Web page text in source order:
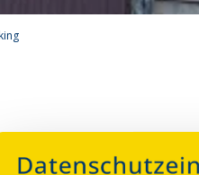
Krämer